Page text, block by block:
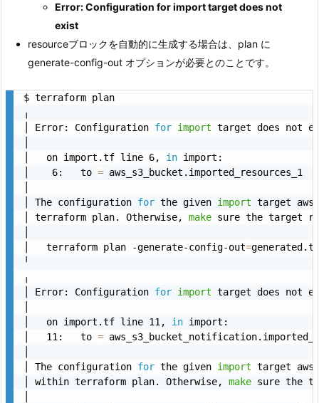
Error: Configuration for import target does not
exist
resourceブロックを自動的に生成する場合は、plan に
generate-config-out オプションが必要とのことです。
$ terraform plan
╷
│ Error: Configuration for import target does not
│   on import.tf line 6, in import:
│    6:   to = aws_s3_bucket.imported_resources_1
│ The configuration for the given import target
│ terraform plan. Otherwise, make sure the target
│   terraform plan -generate-config-out=generated.tf
╵
╷
│ Error: Configuration for import target does not
│   on import.tf line 11, in import:
│   11:   to =
│ The configuration for the given import target
│ within terraform plan. Otherwise, make sure the